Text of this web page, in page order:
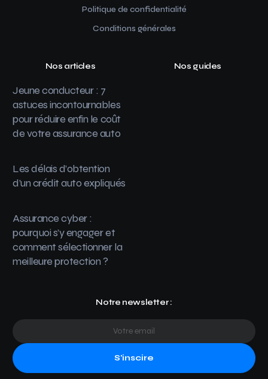
Politique de confidentialité
Conditions générales
Nos articles
Jeune conducteur : 7
astuces incontournables
pour réduire enfin le coût
de votre assurance auto
Les délais d’obtention
d’un crédit auto expliqués
Assurance cyber :
pourquoi s’y engager et
comment sélectionner la
meilleure protection ?
Nos guides
Notre newsletter :
S'inscire